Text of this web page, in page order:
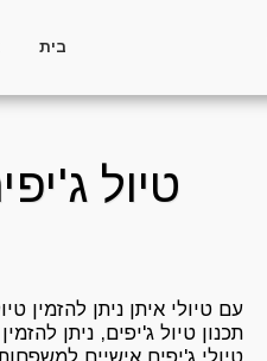
בית
טיול
עם טיולי איתן ניתן להזמין
תכנון טיול ג'יפים, ניתן
טיולי ג'יפים אישיים